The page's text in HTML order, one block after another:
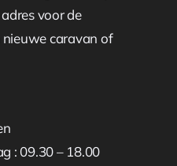
voor de
caravan of
: 09.30 – 18.00